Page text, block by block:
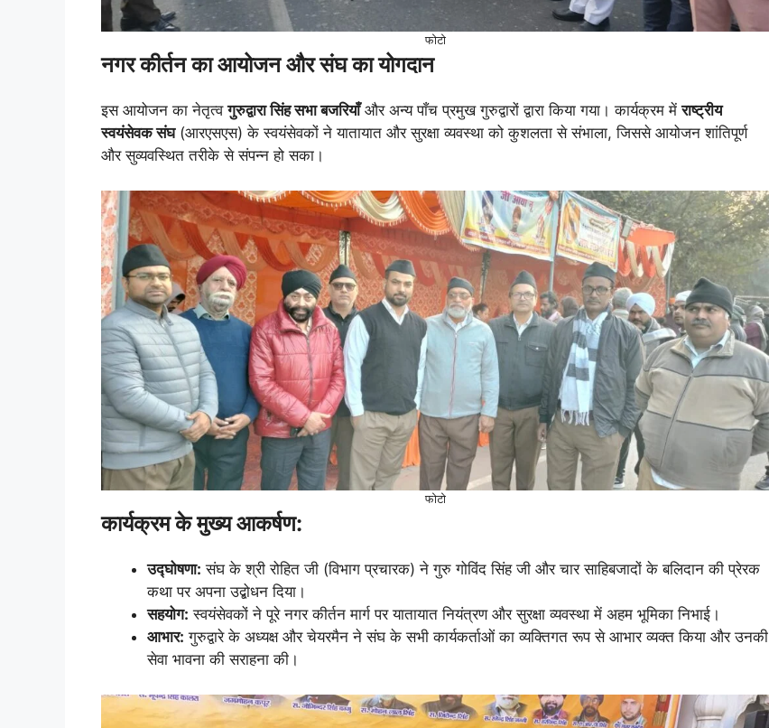
फोटो
नगर कीर्तन का आयोजन और संघ का योगदान
इस आयोजन का नेतृत्वगुरुद्वारा सिंह सभा बजरियाँऔर अन्य पाँच प्रमुख गुरुद्वारों द्वारा किया गया। कार्यक्रम मेंराष्ट्रीय
स्वयंसेवक संघ(आरएसएस) के स्वयंसेवकों ने यातायात और सुरक्षा व्यवस्था को कुशलता से संभाला, जिससे आयोजन शांतिपूर्ण
और सुव्यवस्थित तरीके से संपन्न हो सका।
फोटो
कार्यक्रम के मुख्य आकर्षण:
उद्घोषणा: संघ के श्री रोहित जी (विभाग प्रचारक) ने गुरु गोविंद सिंह जी और चार साहिबजादों के बलिदान की प्रेरक
कथा पर अपना उद्बोधन दिया।
सहयोग: स्वयंसेवकों ने पूरे नगर कीर्तन मार्ग पर यातायात नियंत्रण और सुरक्षा व्यवस्था में अहम भूमिका निभाई।
आभार: गुरुद्वारे के अध्यक्ष और चेयरमैन ने संघ के सभी कार्यकर्ताओं का व्यक्तिगत रूप से आभार व्यक्त किया और उनकी
सेवा भावना की सराहना की।